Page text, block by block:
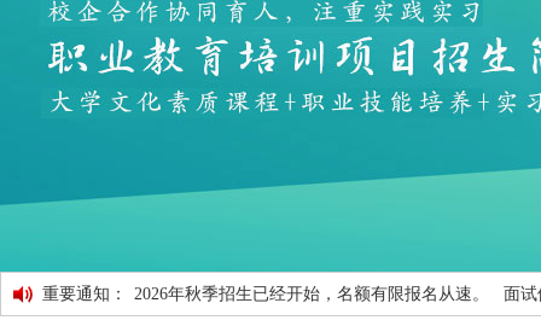
重要通知： 2026年秋季招生已经开始，名额有限报名从速。 面